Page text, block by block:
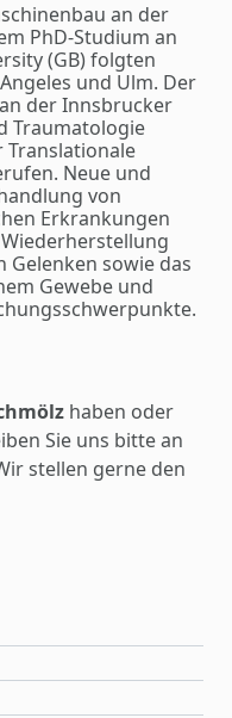
an der
PhD-Studium an
(GB) folgten
und Ulm. Der
der Innsbrucker
Traumatologie
Translationale
Neue und
von
Erkrankungen
sowie das
Gewebe und
haben oder
Sie uns bitte an
stellen gerne den